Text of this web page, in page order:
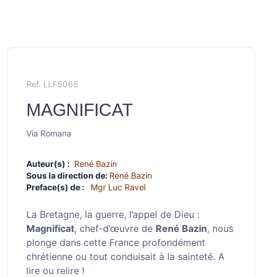
Ref. LLF5066
MAGNIFICAT
Via Romana
Auteur(s) : René Bazin
Sous la direction de: René Bazin
Preface(s) de :
Mgr Luc Ravel
La Bretagne, la guerre, l’appel de Dieu :
Magnificat, chef-d’œuvre de René Bazin, nous
plonge dans cette France profondément
chrétienne ou tout conduisait à la sainteté. A
lire ou relire !